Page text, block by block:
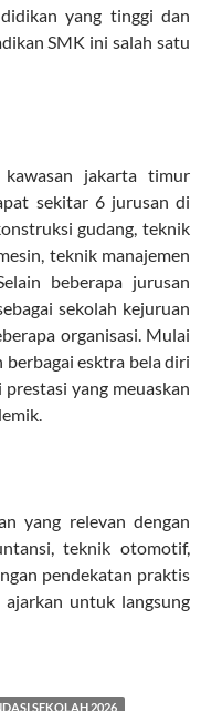
yang tinggi dan
SMK ini salah satu
jakarta timur
sekitar 6 jurusan di
gudang, teknik
teknik manajemen
beberapa jurusan
sekolah kejuruan
organisasi. Mulai
berbagai esktra bela diri
yang meuaskan
yang relevan dengan
teknik otomotif,
pendekatan praktis
untuk langsung
SEKOLAH 2026